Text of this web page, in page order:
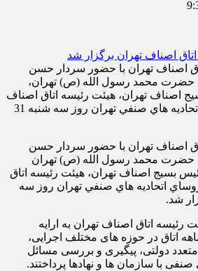
اصناف تهران با حضور سردار حسن
حضرت محمد رسول الله (ص) تهران،
اصناف تهران، هیئت رئیسه اتاق اصناف
تهران و اکثريت روساي اتحاديه هاي صنفي تهران روز سه شنبه 31
اصناف تهران با حضور سردار حسن
حضرت محمد رسول الله (ص) تهران
بسیج اصناف تهران، هیئت رئیسه اتاق
اتحاديه هاي صنفي تهران روز سه
اتاق اصناف تهران به ارایه
اتاق در حوزه های مختلف اجرایی،
دولتی، پیگیری و بررسی مسائل
صنفی با سازمان ها و نهادها پرداختند.